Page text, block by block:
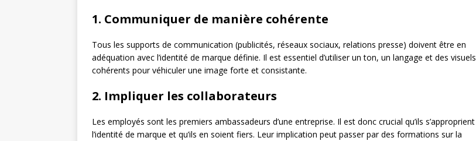
1. Communiquer de manière cohérente
Tous les supports de communication (publicités, réseaux sociaux, relations presse) doivent être en
adéquation avec l’identité de marque définie. Il est essentiel d’utiliser un ton, un langage et des visuels
cohérents pour véhiculer une image forte et consistante.
2. Impliquer les collaborateurs
Les employés sont les premiers ambassadeurs d’une entreprise. Il est donc crucial qu’ils s’approprient
l’identité de marque et qu’ils en soient fiers. Leur implication peut passer par des formations sur la